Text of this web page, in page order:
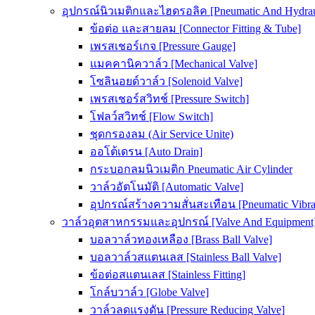
อุปกรณ์นิวเมติกและไฮดรอลิค [Pneumatic And
ข้อต่อ และสายลม [Connector Fitting & Tube]
เพรสเชอร์เกจ [Pressure Gauge]
แมคคานิควาล์ว [Mechanical Valve]
โซลินอยด์วาล์ว [Solenoid Valve]
เพรสเชอร์สวิทช์ [Pressure Switch]
โฟลว์สวิทช์ [Flow Switch]
ชุดกรองลม (Air Service Unite)
ออโต้เดรน [Auto Drain]
กระบอกลมนิวเมติก Pneumatic Air Cylinder
วาล์วอัตโนมัติ [Automatic Valve]
อุปกรณ์สร้างความสั่นสะเทือน [Pneumatic
วาล์วอุตสาหกรรมและอุปกรณ์ [Valve And
บอลวาล์วทองเหลือง [Brass Ball Valve]
บอลวาล์วสแตนเลส [Stainless Ball Valve]
ข้อต่อสแตนเลส [Stainless Fitting]
โกล์บวาล์ว [Globe Valve]
วาล์วลดแรงดัน [Pressure Reducing Valve]